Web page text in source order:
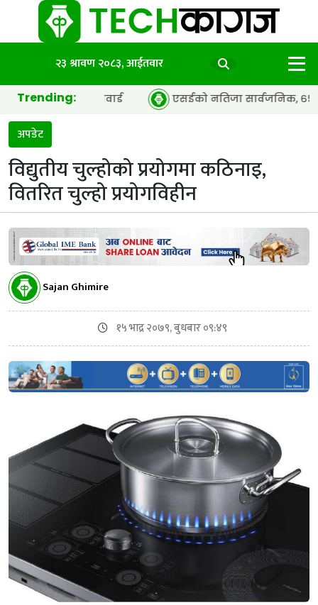
२३ श्रावण २०८३, आईतवार
Trending:
इयर’ अवार्ड एसईको नतिजा सार्वजनिक, ६५.९८ प्रतिशत
अपडेट
विद्युतीय चुल्होको प्रयोगमा कठिनाइ,
वितरित चुल्हो प्रयोगविहीन
Sajan Ghimire
१५ भाद्र २०७९, बुधबार ०९:४९